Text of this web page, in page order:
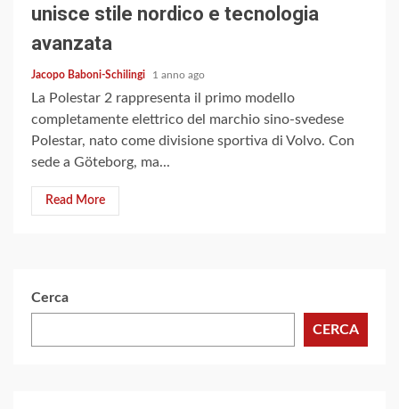
unisce stile nordico e tecnologia
avanzata
Jacopo Baboni-Schilingi 1 anno ago
La Polestar 2 rappresenta il primo modello
completamente elettrico del marchio sino-svedese
Polestar, nato come divisione sportiva di Volvo. Con
sede a Göteborg, ma...
Read More
Cerca
CERCA